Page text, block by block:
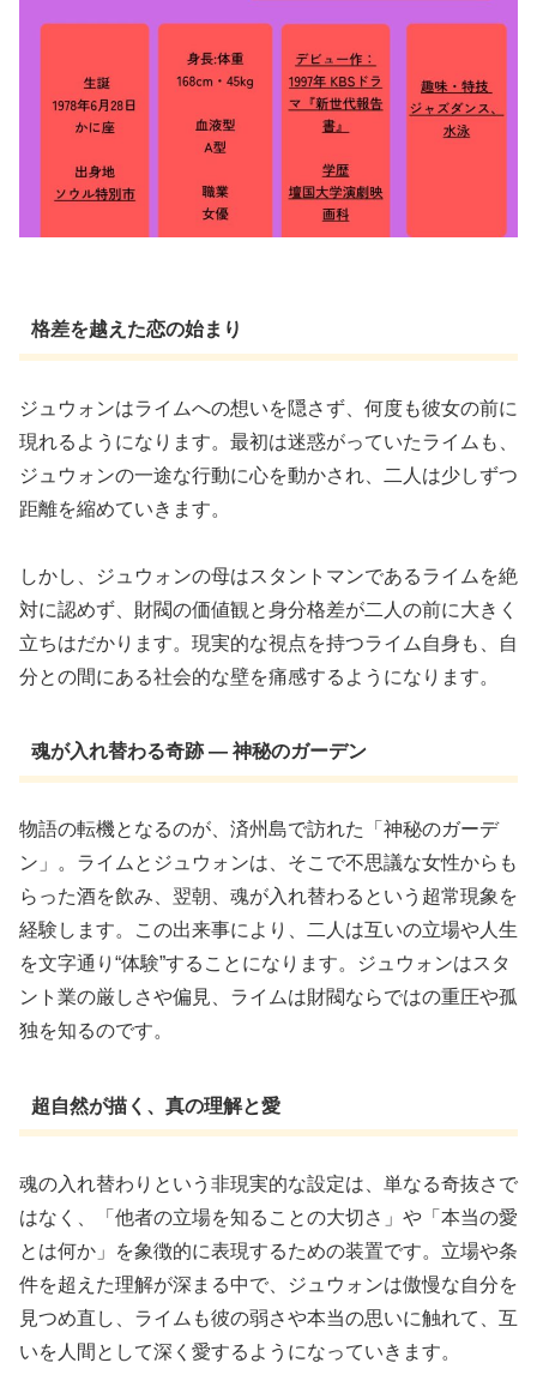
格差を越えた恋の始まり
ジュウォンはライムへの想いを隠さず、何度も彼女の前に
現れるようになります。最初は迷惑がっていたライムも、
ジュウォンの一途な行動に心を動かされ、二人は少しずつ
距離を縮めていきます。
しかし、ジュウォンの母はスタントマンであるライムを絶
対に認めず、財閥の価値観と身分格差が二人の前に大きく
立ちはだかります。現実的な視点を持つライム自身も、自
分との間にある社会的な壁を痛感するようになります。
魂が入れ替わる奇跡 ― 神秘のガーデン
物語の転機となるのが、済州島で訪れた「神秘のガーデ
ン」。ライムとジュウォンは、そこで不思議な女性からも
らった酒を飲み、翌朝、魂が入れ替わるという超常現象を
経験します。この出来事により、二人は互いの立場や人生
を文字通り“体験”することになります。ジュウォンはスタ
ント業の厳しさや偏見、ライムは財閥ならではの重圧や孤
独を知るのです。
超自然が描く、真の理解と愛
魂の入れ替わりという非現実的な設定は、単なる奇抜さで
はなく、「他者の立場を知ることの大切さ」や「本当の愛
とは何か」を象徴的に表現するための装置です。立場や条
件を超えた理解が深まる中で、ジュウォンは傲慢な自分を
見つめ直し、ライムも彼の弱さや本当の思いに触れて、互
いを人間として深く愛するようになっていきます。